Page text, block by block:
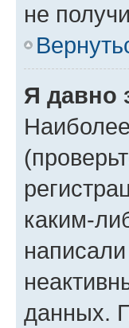
не
Я давно
каким-
данных.